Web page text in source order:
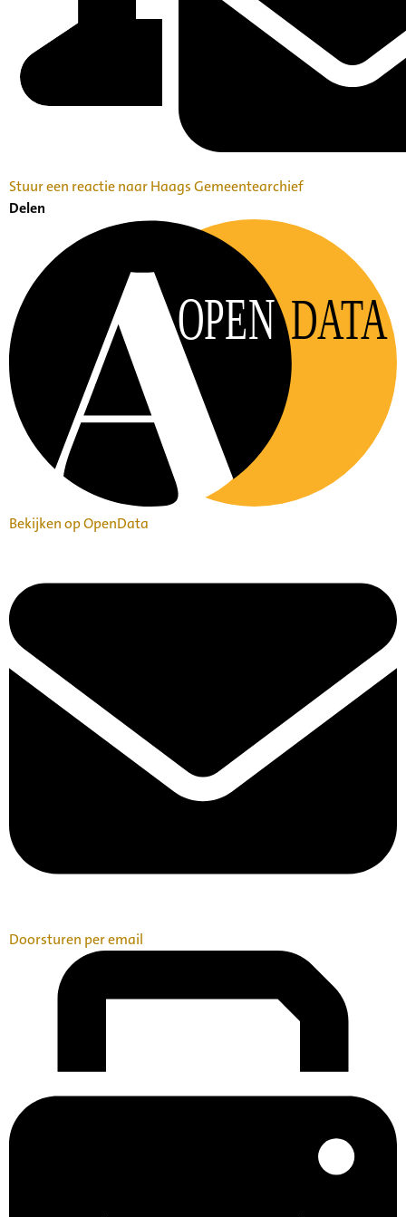
Stuur een reactie naar Haags Gemeentearchief
Delen
OPEN DATA
Bekijken op OpenData
Doorsturen per email